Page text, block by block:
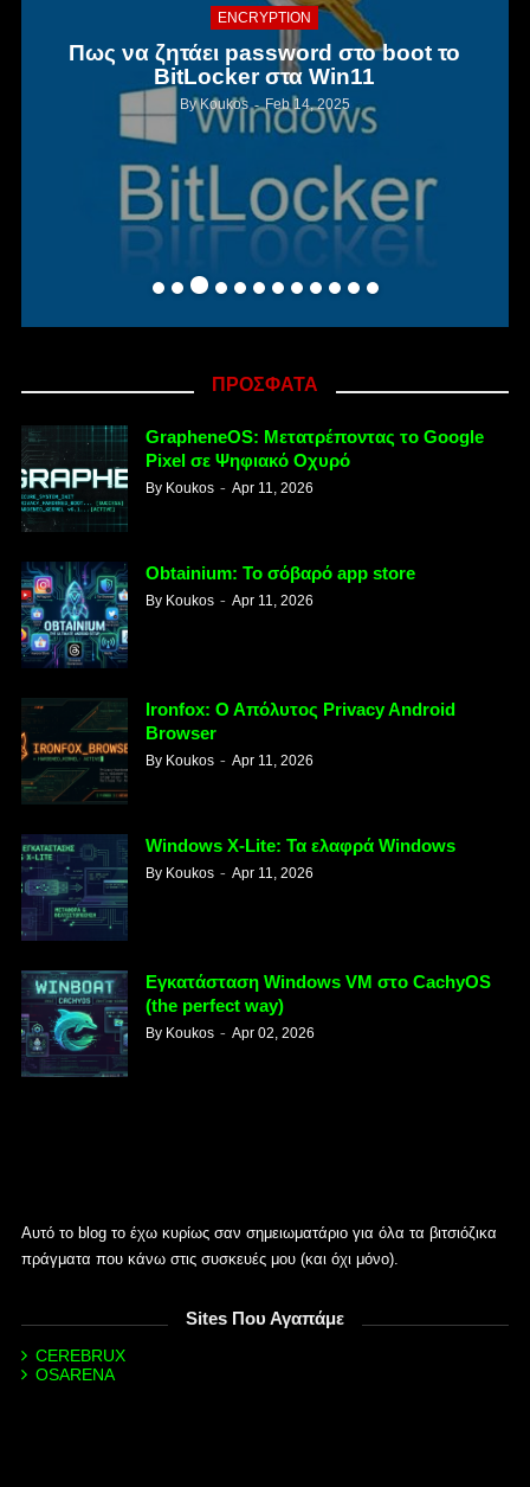
ENCRYPTION
Πως να ζητάει password στο boot το
BitLocker στα Win11
ByKoukos Feb 14, 2025
ΠΡΟΣΦΑΤΑ
GrapheneOS: Μετατρέποντας το Google
Pixel σε Ψηφιακό Οχυρό
ByKoukos Apr 11, 2026
Obtainium: Το σόβαρό app store
ByKoukos Apr 11, 2026
Ironfox: Ο Απόλυτος Privacy Android
Browser
ByKoukos Apr 11, 2026
Windows X-Lite: Τα ελαφρά Windows
ByKoukos Apr 11, 2026
Εγκατάσταση Windows VM στο CachyOS
(the perfect way)
ByKoukos Apr 02, 2026
Αυτό το blog το έχω κυρίως σαν σημειωματάριο για όλα τα βιτσιόζικα
πράγματα που κάνω στις συσκευές μου (και όχι μόνο).
Sites Που Αγαπάμε
CEREBRUX
OSARENA